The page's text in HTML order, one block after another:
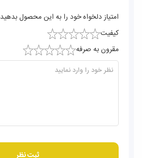
امتیاز دلخواه خود را به این محصول بدهید
کیفیت
مقرون به صرفه